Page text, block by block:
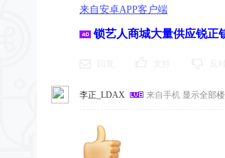
来自安卓APP客户端
锁艺人商城大量供应锐正
李正_LDAX 来自手机 显示全部